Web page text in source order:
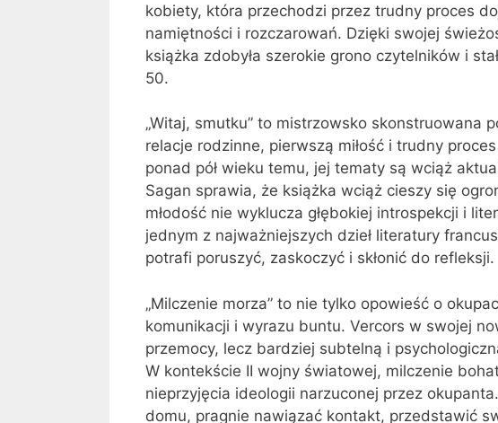
kobiety, która przechodzi przez trudny proces
namiętności i rozczarowań. Dzięki swojej
książka zdobyła szerokie grono czytelników i
50.
„Witaj, smutku” to mistrzowsko skonstruowana
relacje rodzinne, pierwszą miłość i trudny
ponad pół wieku temu, jej tematy są wciąż
Sagan sprawia, że książka wciąż cieszy się
młodość nie wyklucza głębokiej introspekcji i
jednym z najważniejszych dzieł literatury
potrafi poruszyć, zaskoczyć i skłonić do refleksji.
„Milczenie morza” to nie tylko opowieść o
komunikacji i wyrazu buntu. Vercors w swojej
przemocy, lecz bardziej subtelną i
W kontekście II wojny światowej, milczenie
nieprzyjęcia ideologii narzuconej przez
domu, pragnie nawiązać kontakt, przedstawić